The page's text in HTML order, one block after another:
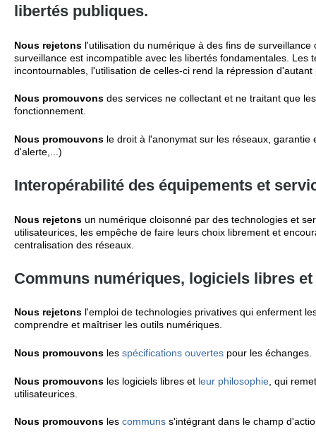
libertés publiques.
Nous rejetons l'utilisation du numérique à des fins de
surveillance est incompatible avec les libertés fondamentales. Les
incontournables, l'utilisation de celles-ci rend la répression
Nous promouvons des services ne collectant et ne traitant que
fonctionnement.
Nous promouvons le droit à l'anonymat sur les réseaux,
d'alerte,...)
Interopérabilité des équipements et
Nous rejetons un numérique cloisonné par des technologies et
utilisateurices, les empêche de faire leurs choix librement et
centralisation des réseaux.
Communs numériques, logiciels libres
Nous rejetons l'emploi de technologies privatives qui enferment
comprendre et maîtriser les outils numériques.
Nous promouvons les spécifications ouvertes pour les échanges.
Nous promouvons les logiciels libres et leur philosophie , qui
utilisateurices.
Nous promouvons les communs s'intégrant dans le champ